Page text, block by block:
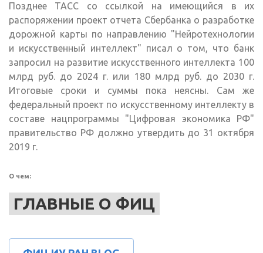
Позднее ТАСС со ссылкой на имеющийся в их
распоряжении проект отчета Сбербанка о разработке
дорожной карты по направлению "Нейротехнологии
и искусственный интеллект" писал о том, что банк
запросил на развитие искусственного интеллекта 100
млрд руб. до 2024 г. или 180 млрд руб. до 2030 г.
Итоговые сроки и суммы пока неясны. Сам же
федеральный проект по искусственному интеллекту в
составе нацпрограммы "Цифровая экономика РФ"
правительство РФ должно утвердить до 31 октября
2019 г.
О чем:
ГЛАВНЫЕ О ФИЦ